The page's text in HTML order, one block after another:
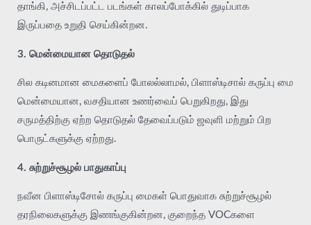
தாங்கி, அச்சிடப்பட்ட படங்கள் காலப்போக்கில் துடிப்பாக
இருப்பதை உறுதி செய்கின்றன.
3. மென்மையான தொடுதல்
சில கடினமான மைகளைப் போலல்லாமல், பிளாஸ்டிசால் கருப்பு மை
மென்மையான, வசதியான உணர்வைப் பெறுகிறது, இது
சருமத்திற்கு ஏற்ற தொடுதல் தேவைப்படும் ஜவுளி மற்றும் பிற
பொருட்களுக்கு ஏற்றது.
4. சுற்றுச்சூழல் பாதுகாப்பு
நவீன பிளாஸ்டிசோல் கருப்பு மைகள் பொதுவாக சுற்றுச்சூழல்
தரநிலைகளுக்கு இணங்குகின்றன, குறைந்த VOCகளை